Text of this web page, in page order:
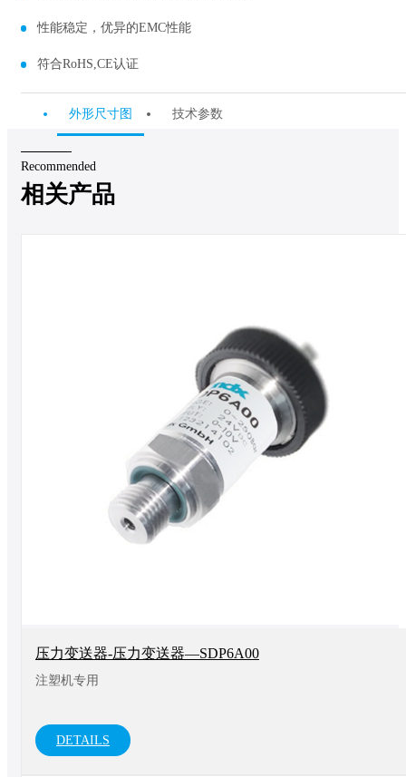
性能稳定，优异的EMC性能
符合RoHS,CE认证
外形尺寸图 技术参数
Recommended
相关产品
压力变送器-压力变送器—SDP6A00
注塑机专用
DETAILS